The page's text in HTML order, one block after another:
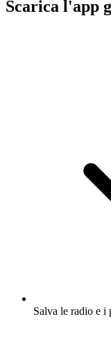
Scarica l'app
Salva le radio e i